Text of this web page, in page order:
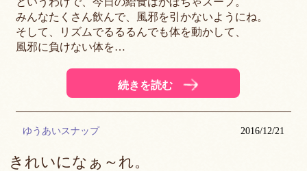
みんなたくさん飲んで、風邪を引かないようにね。
そして、リズムでるるるんでも体を動かして、
風邪に負けない体を…
続きを読む
ゆうあいスナップ 2016/12/21
きれいになぁ～れ。